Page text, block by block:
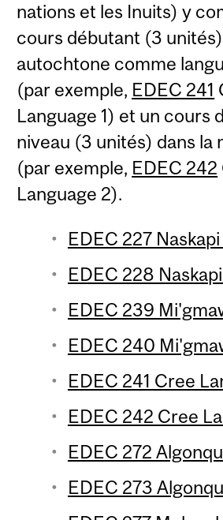
nations et les Inuits) y
cours débutant (3
autochtone comme
(par exemple, EDEC 241
Language 1) et un cours
niveau (3 unités) dans la
(par exemple, EDEC 242
Language 2).
EDEC 227
EDEC 228
EDEC 239
EDEC 240
EDEC 241 Cree
EDEC 242 Cree
EDEC 272
EDEC 273